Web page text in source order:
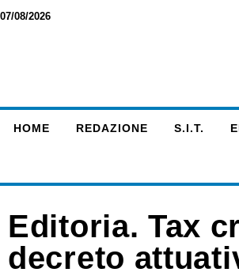
07/08/2026
HOME REDAZIONE S.I.T.
Editoria. Tax
decreto